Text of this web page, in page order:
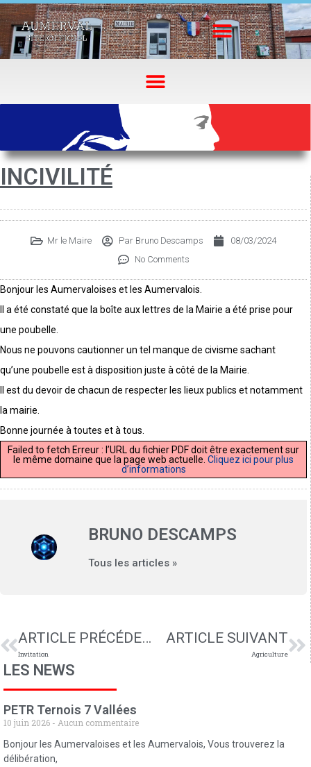
INCIVILITÉ
Mr le Maire Par Bruno Descamps
08/03/2024
No Comments
Bonjour les Aumervaloises et les Aumervalois.
Il a été constaté que la boîte aux lettres de la Mairie a été prise pour
une poubelle.
Nous ne pouvons cautionner un tel manque de civisme sachant
qu’une poubelle est à disposition juste à côté de la Mairie.
Il est du devoir de chacun de respecter les lieux publics et notamment
la mairie.
Bonne journée à toutes et à tous.
Failed to fetch Erreur : l’URL du fichier PDF doit être exactement sur
le même domaine que la page web actuelle. Cliquez ici pour plus
d’informations
BRUNO DESCAMPS
Tous les articles »
ARTICLE PRÉCÉDENT
Invitation
ARTICLE SUIVANT
Agriculture
LES NEWS
PETR Ternois 7 Vallées
10 juin 2026
Aucun commentaire
Bonjour les Aumervaloises et les Aumervalois, Vous trouverez la
délibération,